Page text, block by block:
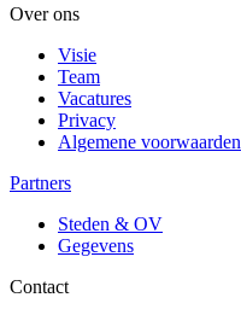
Over ons
Visie
Team
Vacatures
Privacy
Algemene voorwaarden
Partners
Steden & OV
Gegevens
Contact